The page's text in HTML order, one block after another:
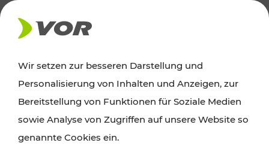
AKTUELLES
News
Alle wichtigen Meldungen zu Fahrplanänderungen,
Wir setzen zur besseren Darstellung und
Personalisierung von Inhalten und Anzeigen, zur
Bereitstellung von Funktionen für Soziale Medien
sowie Analyse von Zugriffen auf unsere Website so
genannte Cookies ein.